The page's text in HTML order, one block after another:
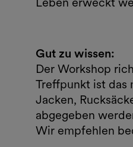
Gut zu wissen:
Der Workshop
Treffpunkt ist das
Jacken,
abgegeben
Wir empfehlen